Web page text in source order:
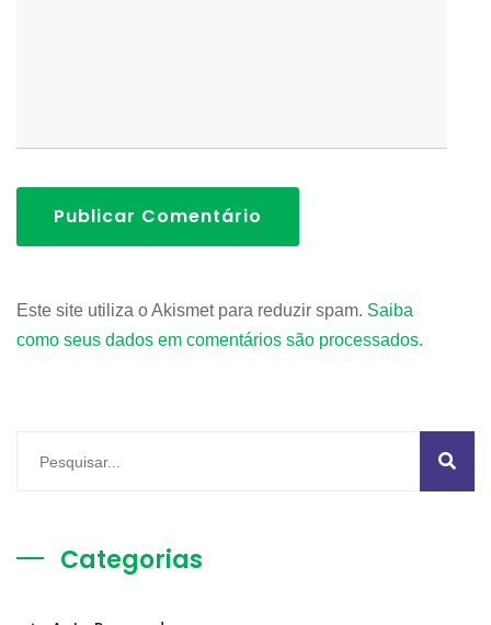
Publicar Comentário
Este site utiliza o Akismet para reduzir spam. Saiba
como seus dados em comentários são processados.
Categorias